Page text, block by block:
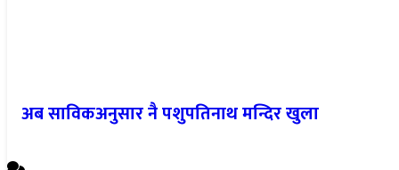
अब साविकअनुसार नै पशुपतिनाथ मन्दिर खुला